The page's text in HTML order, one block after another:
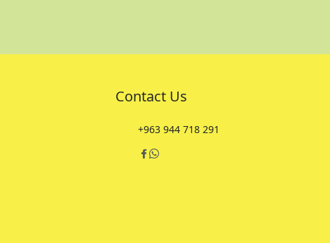
Contact Us
+963 944 718 291